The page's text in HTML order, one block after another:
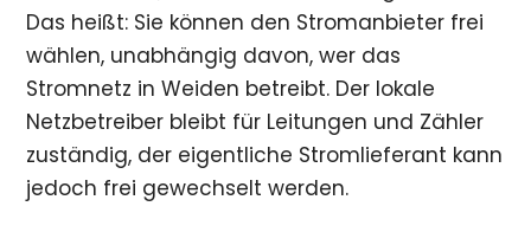
Das heißt: Sie können den Stromanbieter frei
wählen, unabhängig davon, wer das
Stromnetz in Weiden betreibt. Der lokale
Netzbetreiber bleibt für Leitungen und Zähler
zuständig, der eigentliche Stromlieferant kann
jedoch frei gewechselt werden.